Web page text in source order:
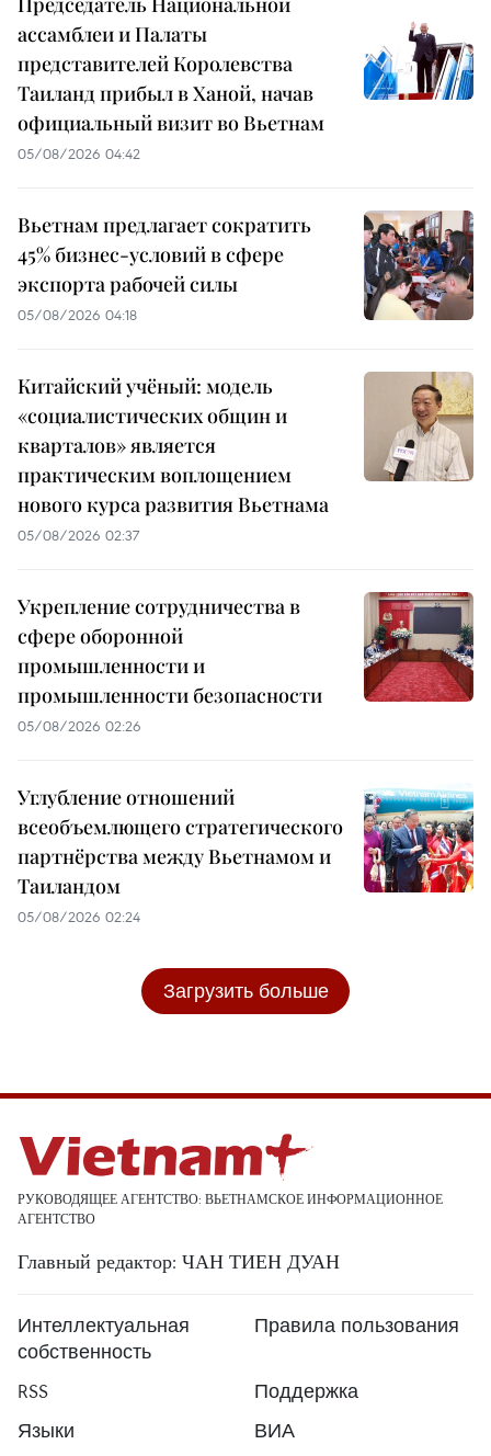
ассамблеи и Палаты
представителей Королевства
Таиланд прибыл в Ханой, начав
официальный визит во Вьетнам
05/08/2026 04:42
Вьетнам предлагает сократить
45% бизнес-условий в сфере
экспорта рабочей силы
05/08/2026 04:18
Китайский учёный: модель
«социалистических общин и
кварталов» является
практическим воплощением
нового курса развития Вьетнама
05/08/2026 02:37
Укрепление сотрудничества в
сфере оборонной
промышленности и
промышленности безопасности
05/08/2026 02:26
Углубление отношений
всеобъемлющего стратегического
партнёрства между Вьетнамом и
Таиландом
05/08/2026 02:24
Загрузить больше
РУКОВОДЯЩЕЕ АГЕНТСТВО: ВЬЕТНАМСКОЕ ИНФОРМАЦИОННОЕ
АГЕНТСТВО
Главный редактор: ЧАН ТИЕН ДУАН
Интеллектуальная
собственность
Правила пользования
RSS
Поддержка
Языки
ВИА